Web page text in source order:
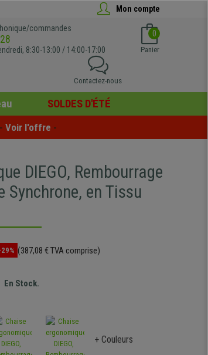
Mon compte
commandes
8:30-13:00 / 14:00-17:00
0
Panier
Contactez-nous
SOLDES D'ÉTÉ
Voir l'offre -
DIEGO, Rembourrage
Synchrone, en Tissu
(387,08 € TVA comprise)
En Stock.
+ Couleurs